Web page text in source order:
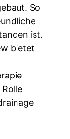
So
ist.
bietet